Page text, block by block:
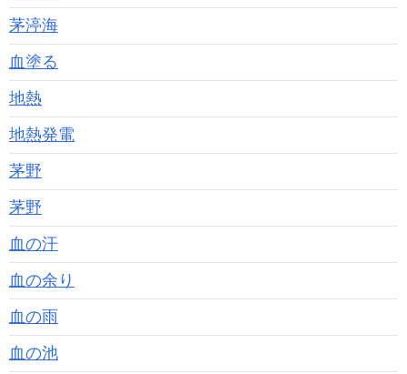
茅渟海
血塗る
地熱
地熱発電
茅野
茅野
血の汗
血の余り
血の雨
血の池